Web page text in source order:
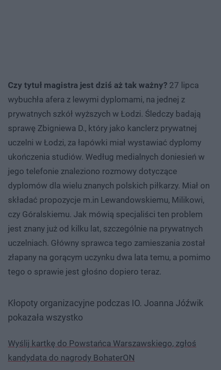
Czy tytuł magistra jest dziś aż tak ważny? 27 lipca
wybuchła afera z lewymi dyplomami, na jednej z
prywatnych szkół wyższych w Łodzi. Śledczy badają
sprawę Zbigniewa D., który jako kanclerz prywatnej
uczelni w Łodzi, za łapówki miał wystawiać dyplomy
ukończenia studiów. Według medialnych doniesień w
jego telefonie znaleziono rozmowy dotyczące
dyplomów dla wielu znanych polskich piłkarzy. Miał on
składać propozycje m.in Lewandowskiemu, Milikowi,
czy Góralskiemu. Jak mówią specjaliści ten problem
jest znany już od kilku lat, szczególnie na prywatnych
uczelniach. Główny sprawca tego zamieszania został
złapany na gorącym uczynku dwa lata temu, a pomimo
tego o sprawie jest głośno dopiero teraz.
Kłopoty organizacyjne podczas IO. Joanna Jóźwik
pokazała wszystko
Wyślij kartkę do Powstańca Warszawskiego, zgłoś
kandydata do nagrody BohaterON